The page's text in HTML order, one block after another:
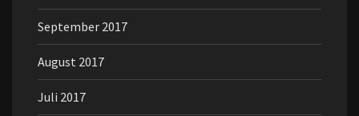
September 2017
August 2017
Juli 2017